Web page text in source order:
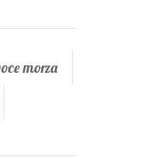
morza